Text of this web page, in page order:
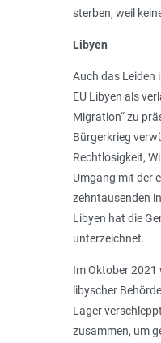
sterben, weil
Libyen
Auch das Leiden
EU Libyen als
Migration“ zu
Bürgerkrieg
Rechtlosigkeit,
Umgang mit der
zehntausenden
Libyen hat die
unterzeichnet.
Im Oktober 2021
libyscher
Lager
zusammen, um